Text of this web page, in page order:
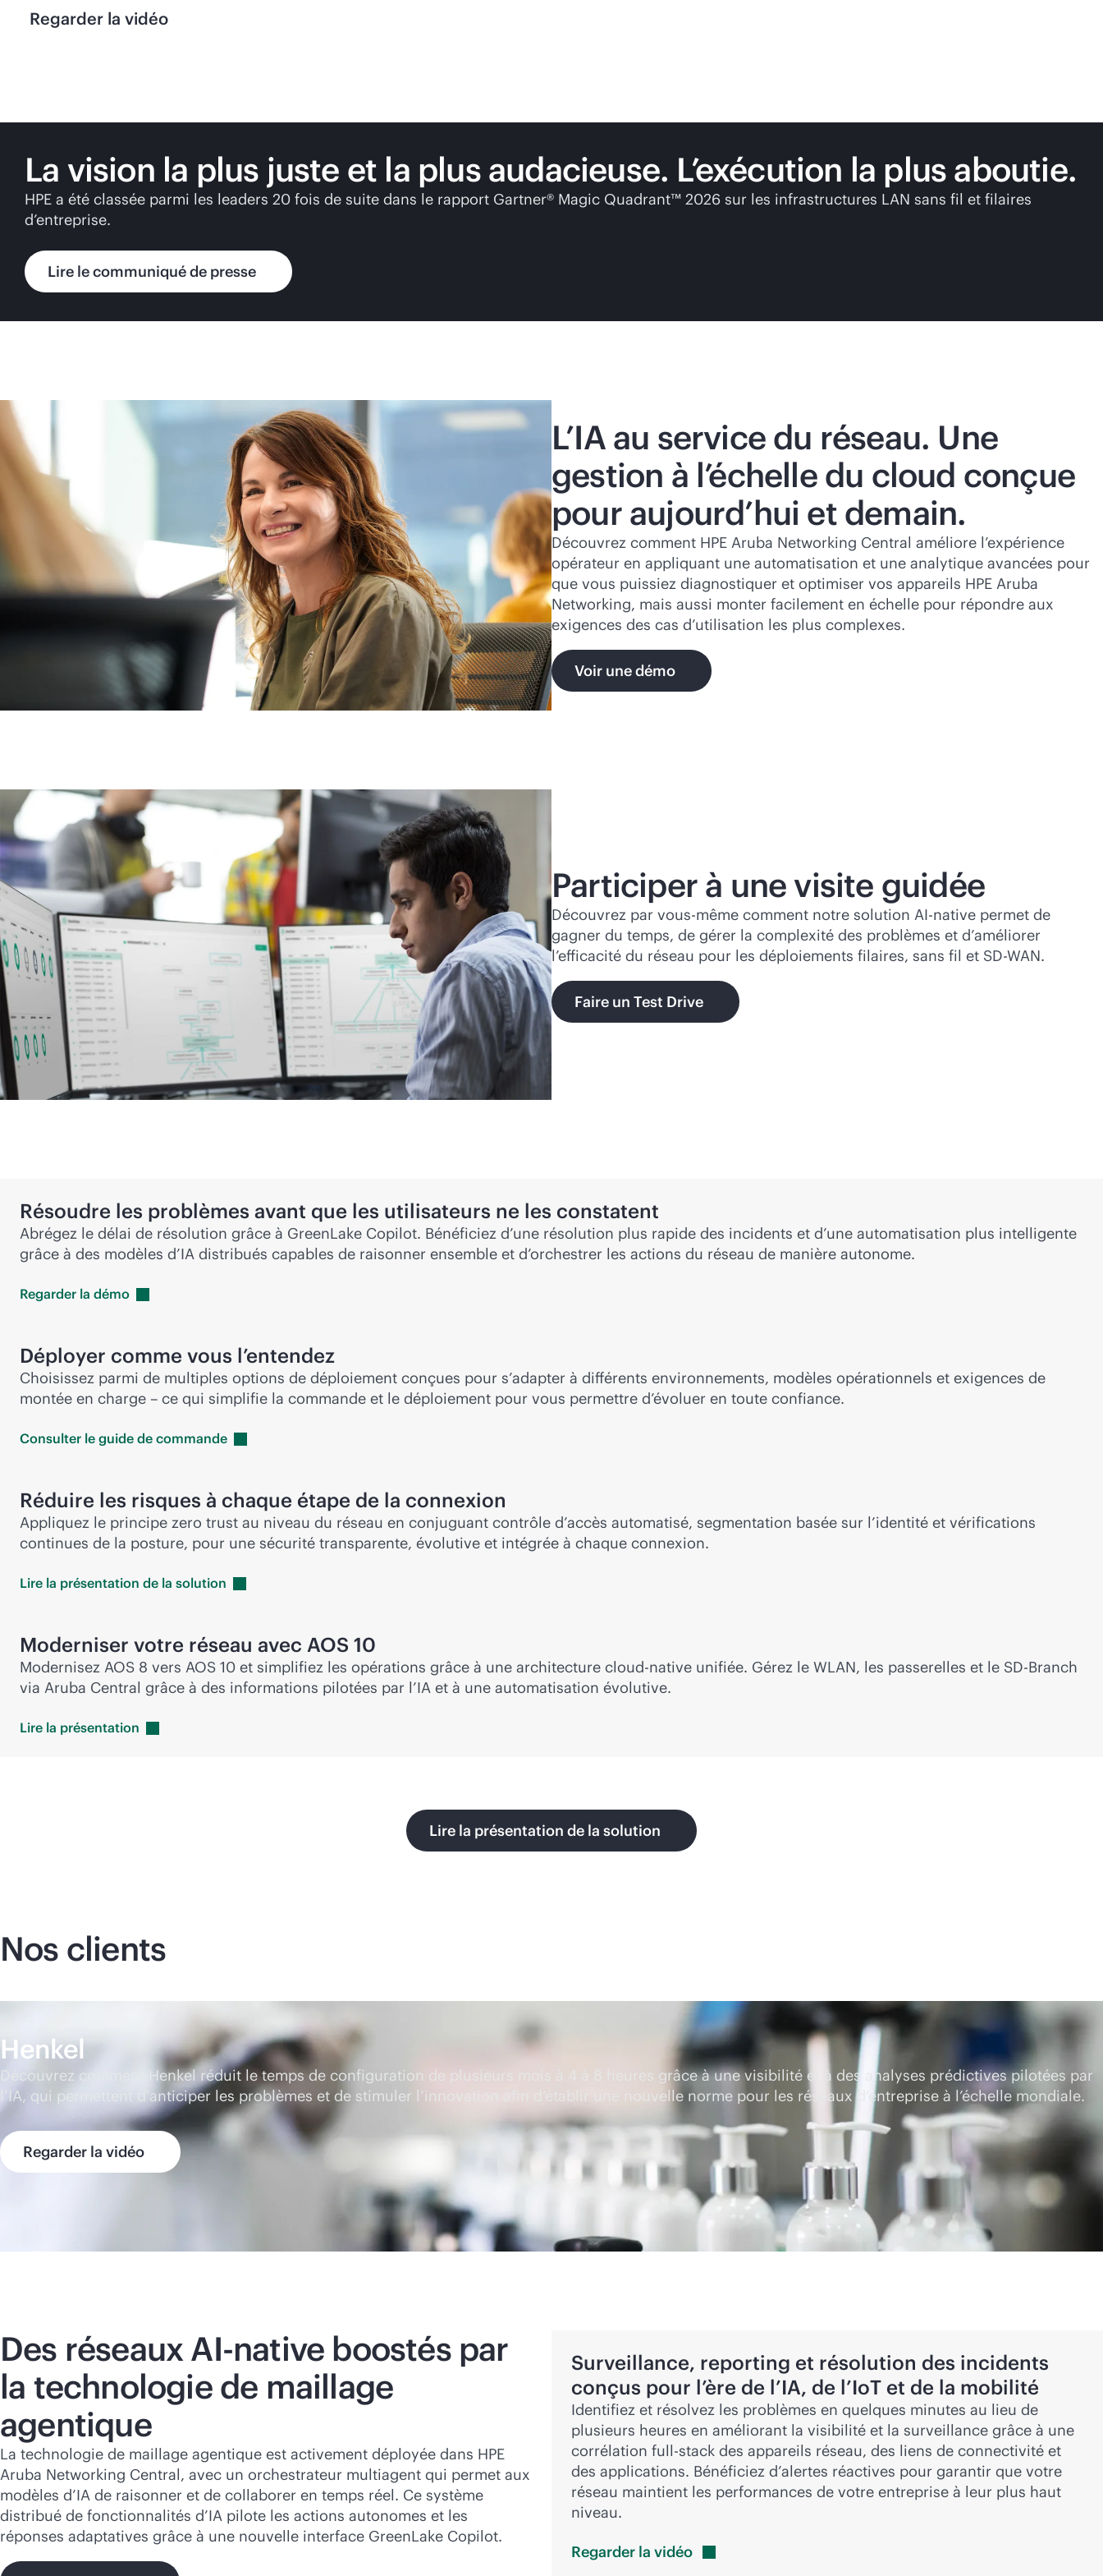
Regarder la vidéo
La vision la plus juste et la plus audacieuse. L’exécution la plus aboutie.
HPE a été classée parmi les leaders 20 fois de suite dans le rapport Gartner® Magic Quadrant™ 2026 sur les infrastructures LAN sans fil et filaires
d’entreprise.
Lire le communiqué de presse
L’IA au service du réseau. Une
gestion à l’échelle du cloud conçue
pour aujourd’hui et demain.
Découvrez comment HPE Aruba Networking Central améliore l’expérience
opérateur en appliquant une automatisation et une analytique avancées pour
que vous puissiez diagnostiquer et optimiser vos appareils HPE Aruba
Networking, mais aussi monter facilement en échelle pour répondre aux
exigences des cas d’utilisation les plus complexes.
Voir une démo
Participer à une visite guidée
Découvrez par vous-même comment notre solution AI-native permet de
gagner du temps, de gérer la complexité des problèmes et d’améliorer
l’efficacité du réseau pour les déploiements filaires, sans fil et SD-WAN.
Faire un Test Drive
Résoudre les problèmes avant que les utilisateurs ne les constatent
Abrégez le délai de résolution grâce à GreenLake Copilot. Bénéficiez d’une résolution plus rapide des incidents et d’une automatisation plus intelligente
grâce à des modèles d’IA distribués capables de raisonner ensemble et d’orchestrer les actions du réseau de manière autonome.
Regarder la démo
Déployer comme vous l’entendez
Choisissez parmi de multiples options de déploiement conçues pour s’adapter à différents environnements, modèles opérationnels et exigences de
montée en charge – ce qui simplifie la commande et le déploiement pour vous permettre d’évoluer en toute confiance.
Consulter le guide de commande
Réduire les risques à chaque étape de la connexion
Appliquez le principe zero trust au niveau du réseau en conjuguant contrôle d’accès automatisé, segmentation basée sur l’identité et vérifications
continues de la posture, pour une sécurité transparente, évolutive et intégrée à chaque connexion.
Lire la présentation de la solution
Moderniser votre réseau avec AOS 10
Modernisez AOS 8 vers AOS 10 et simplifiez les opérations grâce à une architecture cloud-native unifiée. Gérez le WLAN, les passerelles et le SD-Branch
via Aruba Central grâce à des informations pilotées par l’IA et à une automatisation évolutive.
Lire la présentation
Lire la présentation de la solution
Nos clients
Henkel
Découvrez comment Henkel réduit le temps de configuration de plusieurs mois à 4 à 8 heures grâce à une visibilité et à des analyses prédictives pilotées par
l’IA, qui permettent d’anticiper les problèmes et de stimuler l’innovation afin d’établir une nouvelle norme pour les réseaux d’entreprise à l’échelle mondiale.
Regarder la vidéo
Des réseauxAI-native boostés par
la technologie de maillage
agentique
La technologie de maillage agentique est activement déployée dans HPE
Aruba Networking Central, avec un orchestrateur multiagent qui permet aux
modèles d’IA de raisonner et de collaborer en temps réel. Ce système
distribué de fonctionnalités d’IA pilote les actions autonomes et les
réponses adaptatives grâce à une nouvelle interface GreenLake Copilot.
Surveillance, reporting et résolution des incidents
conçus pour l’ère de l’IA, de l’IoT et de la mobilité
Identifiez et résolvez les problèmes en quelques minutes au lieu de
plusieurs heures en améliorant la visibilité et la surveillance grâce à une
corrélation full-stack des appareils réseau, des liens de connectivité et
des applications. Bénéficiez d’alertes réactives pour garantir que votre
réseau maintient les performances de votre entreprise à leur plus haut
niveau.
Regarder la vidéo